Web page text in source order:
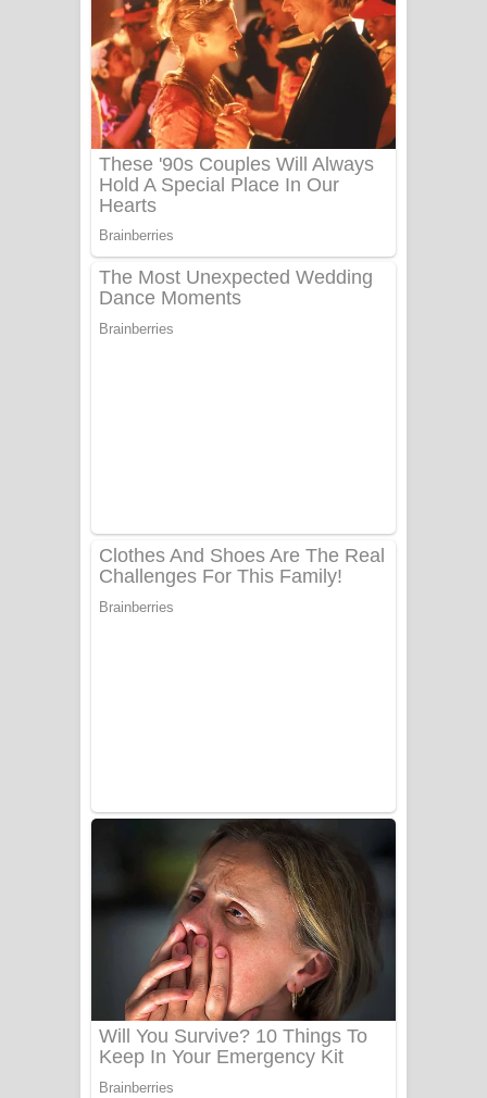
පෙළ
Benthara Palame Song Lyrics -
බෙන්තර පාලමේ ගීතයේ පද පෙළ
Sanda Babalena Song Lyrics - සඳ
බැබලෙන ගීතයේ පද පෙළ
Adare Wadi Nisa Song Lyrics - ආදරේ
වැඩි නිසා ගීතයේ පද පෙළ
UNUHUMA Song Lyrics - උණුහුම
යායේ දිලෙනා ගීතයේ පද පෙළ
Ow Man Sosa Song Lyrics - ඔව් මං
Ala purannata Song Lyrics - ආල
පුරන්නට ගීතයේ පද පෙළ
FEVER DREAM Lyrics - Alex Warren
BTS : Hooligan Lyrics
Apa Hamuwee Song Lyrics - අප හමුවී
ගීතයේ පද පෙළ